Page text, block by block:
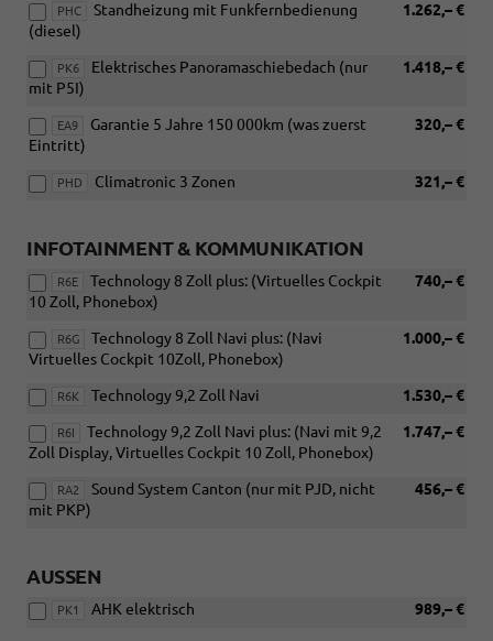
PHC 1.262,– €
Standheizung mit Funkfernbedienung
(diesel)
PK6 1.418,– €
Elektrisches Panoramaschiebedach (nur
mit P5I)
EA9 320,– €
Garantie 5 Jahre 150 000km (was zuerst
Eintritt)
PHD 321,– €
Climatronic 3 Zonen
INFOTAINMENT & KOMMUNIKATION
R6E 740,– €
Technology 8 Zoll plus: (Virtuelles Cockpit
10 Zoll, Phonebox)
R6G 1.000,– €
Technology 8 Zoll Navi plus: (Navi
Virtuelles Cockpit 10Zoll, Phonebox)
R6K 1.530,– €
Technology 9,2 Zoll Navi
R6I 1.747,– €
Technology 9,2 Zoll Navi plus: (Navi mit 9,2
Zoll Display, Virtuelles Cockpit 10 Zoll, Phonebox)
RA2 456,– €
Sound System Canton (nur mit PJD, nicht
mit PKP)
AUSSEN
PK1 989,– €
AHK elektrisch